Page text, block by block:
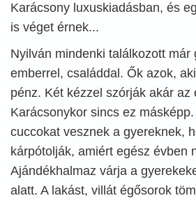
Karácsony luxuskiadásban, és
is véget érnek...
Nyilván mindenki találkozott már
emberrel, családdal. Ők azok,
pénz. Két kézzel szórják akár az
Karácsonykor sincs ez
cuccokat vesznek a gyereknek,
kárpótolják, amiért egész évben
Ajándékhalmaz várja a
alatt. A lakást, villát égősorok